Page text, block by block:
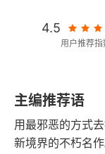
4.5
用户推荐指
182千
字数
主编推荐语
用最邪恶的方式
新境界的不朽名作